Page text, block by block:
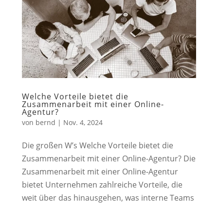
Welche Vorteile bietet die
Zusammenarbeit mit einer Online-
Agentur?
von bernd | Nov. 4, 2024
Die großen W’s Welche Vorteile bietet die
Zusammenarbeit mit einer Online-Agentur? Die
Zusammenarbeit mit einer Online-Agentur
bietet Unternehmen zahlreiche Vorteile, die
weit über das hinausgehen, was interne Teams